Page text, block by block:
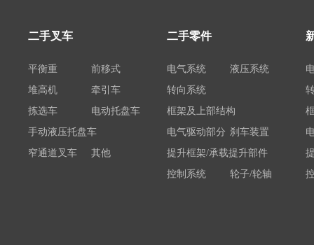
二手叉车
平衡重
前移式
堆高机
牵引车
拣选车
电动托盘车
手动液压托盘车
窄通道叉车
其他
二手零件
电气系统
液压系统
转向系统
框架及上部结构
电气驱动部分 刹车装置
提升框架/承载提升部件
控制系统
轮子/轮轴